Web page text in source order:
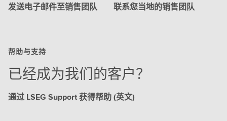
发送电子邮件至销售团队 联系您当地的销售团队
帮助与支持
已经成为我们的客户？
通过 LSEG Support 获得帮助 (英文)